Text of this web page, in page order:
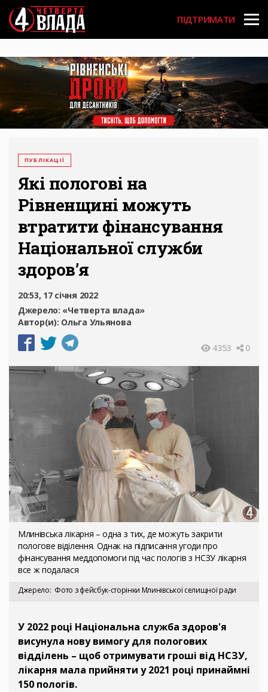
Перейти
до
основного
вмісту
User
account
menu
ПІДТРИМАТИ
ПУБЛІКАЦІЇ
Які пологові на
Рівненщині можуть
втратити фінансування
Національної служби
здоров’я
20:53, 17 січня 2022
Джерело: «Четверта влада»
Автор(и): Ольга Ульянова
4353 0
Млинівська лікарня – одна з тих, де можуть закрити
пологове віділення. Однак на підписання угоди про
фінансування меддопомоги під час пологів з НСЗУ лікарня
все ж подалася
Джерело Фото з фейсбук-сторінки Млинівської селищної ради
У 2022 році Національна служба здоров'я
висунула нову вимогу для пологових
відділень – щоб отримувати гроші від НСЗУ,
лікарня мала прийняти у 2021 році принаймні
150 пологів.